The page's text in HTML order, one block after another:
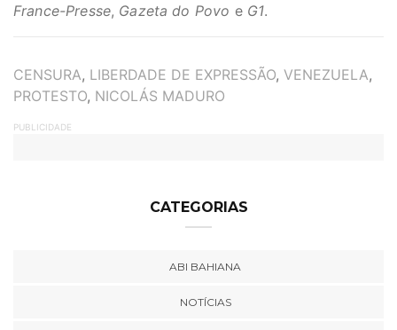
France-Presse, Gazeta do Povo e G1.
TAGS
CENSURA, LIBERDADE DE EXPRESSÃO, VENEZUELA,
PROTESTO, NICOLÁS MADURO
PUBLICIDADE
CATEGORIAS
ABI BAHIANA
NOTÍCIAS